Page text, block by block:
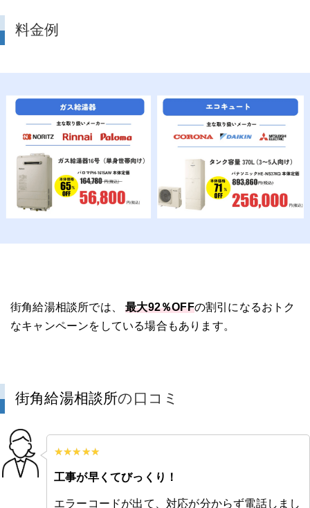
料金例
街角給湯相談所では、最大92％OFFの割引になるおトク
なキャンペーンをしている場合もあります。
街角給湯相談所の口コミ
工事が早くてびっくり！
エラーコードが出て、対応が分からず電話しまし